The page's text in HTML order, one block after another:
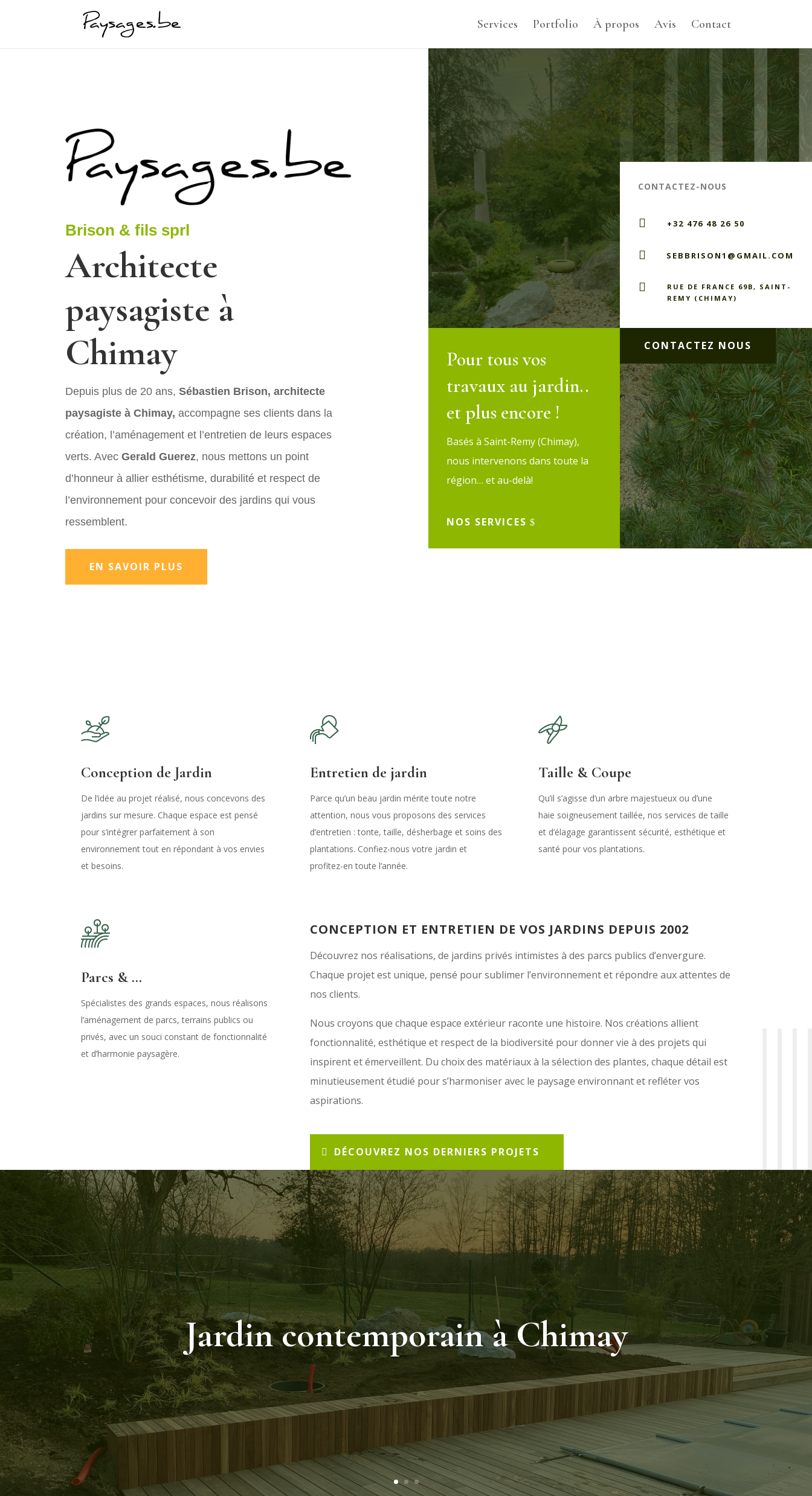
Services Portfolio À propos Avis Contact
Brison & fils sprl
Architecte
paysagiste à
Chimay
Depuis plus de 20 ans, Sébastien Brison, architecte
paysagiste à Chimay, accompagne ses clients dans la
création, l’aménagement et l’entretien de leurs espaces
verts. Avec Gerald Guerez, nous mettons un point
d’honneur à allier esthétisme, durabilité et respect de
l’environnement pour concevoir des jardins qui vous
ressemblent.
EN SAVOIR PLUS
CONTACTEZ-NOUS
 +32 476 48 26 50
 SEBBRISON1@GMAIL.COM

RUE DE FRANCE 69B, SAINT-
REMY (CHIMAY)
Pour tous vos
travaux au jardin..
et plus encore !
Basés à Saint-Remy (Chimay),
nous intervenons dans toute la
région… et au-delà!
NOS SERVICES
CONTACTEZ NOUS
Conception de Jardin
De l’idée au projet réalisé, nous concevons des
jardins sur mesure. Chaque espace est pensé
pour s’intégrer parfaitement à son
environnement tout en répondant à vos envies
et besoins.
Entretien de jardin
Parce qu’un beau jardin mérite toute notre
attention, nous vous proposons des services
d’entretien : tonte, taille, désherbage et soins des
plantations. Confiez-nous votre jardin et
profitez-en toute l’année.
Taille & Coupe
Qu’il s’agisse d’un arbre majestueux ou d’une
haie soigneusement taillée, nos services de taille
et d’élagage garantissent sécurité, esthétique et
santé pour vos plantations.
Parcs & ...
Spécialistes des grands espaces, nous réalisons
l’aménagement de parcs, terrains publics ou
privés, avec un souci constant de fonctionnalité
et d’harmonie paysagère.
CONCEPTION ET ENTRETIEN DE VOS JARDINS DEPUIS 2002
Découvrez nos réalisations, de jardins privés intimistes à des parcs publics d’envergure.
Chaque projet est unique, pensé pour sublimer l’environnement et répondre aux attentes de
nos clients.
Nous croyons que chaque espace extérieur raconte une histoire. Nos créations allient
fonctionnalité, esthétique et respect de la biodiversité pour donner vie à des projets qui
inspirent et émerveillent. Du choix des matériaux à la sélection des plantes, chaque détail est
minutieusement étudié pour s’harmoniser avec le paysage environnant et refléter vos
aspirations.
DÉCOUVREZ NOS DERNIERS PROJETS
Jardin contemporain à Chimay